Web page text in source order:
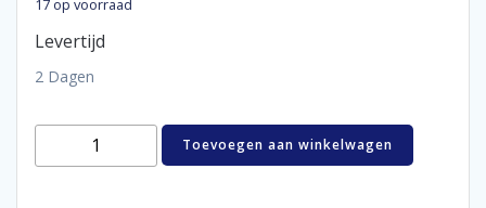
17 op voorraad
Levertijd
2 Dagen
SS
Toevoegen aan winkelwagen